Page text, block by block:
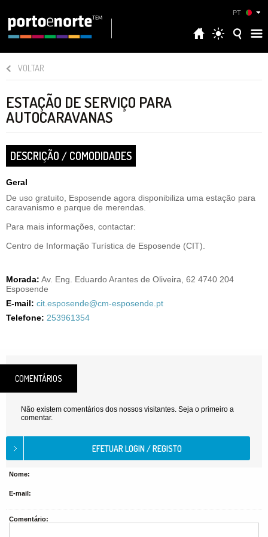
PT
VOLTAR
ESTAÇÃO DE SERVIÇO PARA
AUTOCARAVANAS
DESCRIÇÃO / COMODIDADES
Geral
De uso gratuito, Esposende agora disponibiliza uma estação para
caravanismo e parque de merendas.
Para mais informações, contactar:
Centro de Informação Turística de Esposende (CIT).
Morada: Av. Eng. Eduardo Arantes de Oliveira, 62 4740 204
Esposende
E-mail: cit.esposende@cm-esposende.pt
Telefone: 253961354
COMENTÁRIOS
Não existem comentários dos nossos visitantes. Seja o primeiro a
comentar.
Nome:
E-mail:
Comentário: